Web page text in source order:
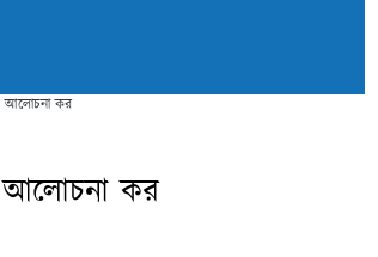
আলোচনা কর
আলোচনা কর